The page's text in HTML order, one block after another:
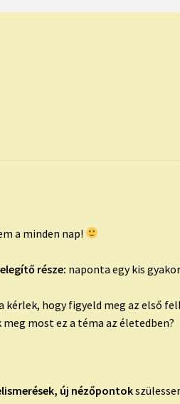
a minden nap!
része: naponta egy kis
hogy figyeld meg az első
most ez a téma az életedben?
új nézőpontok